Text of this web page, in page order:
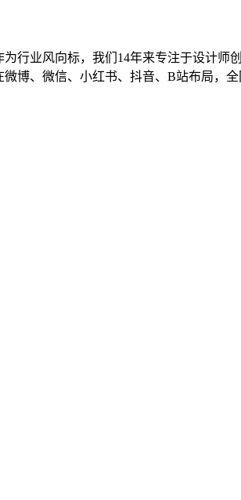
行业风向标，我们14年来专注于设计
博、微信、小红书、抖音、B站布局，全